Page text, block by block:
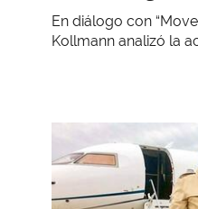
En diálogo con
Kollmann analizó la